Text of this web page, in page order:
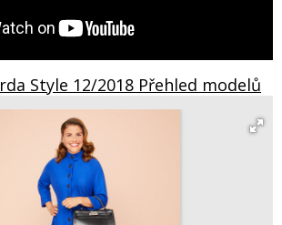
Style 12/2018 Přehled modelů